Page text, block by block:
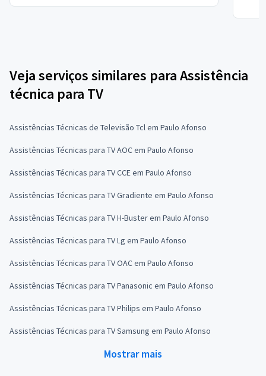
Veja serviços similares para Assistência
técnica para TV
Assistências Técnicas de Televisão Tcl em Paulo Afonso
Assistências Técnicas para TV AOC em Paulo Afonso
Assistências Técnicas para TV CCE em Paulo Afonso
Assistências Técnicas para TV Gradiente em Paulo Afonso
Assistências Técnicas para TV H-Buster em Paulo Afonso
Assistências Técnicas para TV Lg em Paulo Afonso
Assistências Técnicas para TV OAC em Paulo Afonso
Assistências Técnicas para TV Panasonic em Paulo Afonso
Assistências Técnicas para TV Philips em Paulo Afonso
Assistências Técnicas para TV Samsung em Paulo Afonso
Mostrar mais